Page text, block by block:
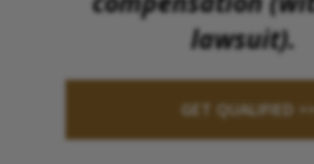
lawsuit).
GET QUALIFIED >>